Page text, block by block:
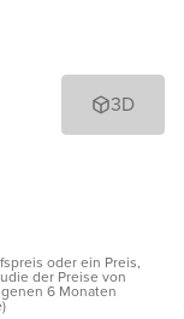
3D
oder ein Preis,
der Preise von
6 Monaten